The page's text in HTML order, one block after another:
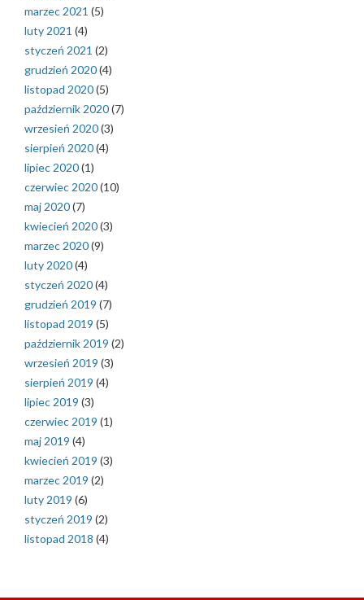
marzec 2021 (5)
luty 2021 (4)
styczeń 2021 (2)
grudzień 2020(4)
listopad 2020(5)
październik 2020(7)
wrzesień 2020(3)
sierpień 2020(4)
lipiec 2020(1)
czerwiec 2020(10)
maj 2020(7)
kwiecień 2020(3)
marzec 2020(9)
luty 2020(4)
styczeń 2020(4)
grudzień 2019 (7)
listopad 2019 (5)
październik 2019 (2)
wrzesień 2019 (3)
sierpień 2019 (4)
lipiec 2019 (3)
czerwiec 2019 (1)
maj 2019 (4)
kwiecień 2019 (3)
marzec 2019 (2)
luty 2019 (6)
styczeń 2019 (2)
listopad 2018 (4)